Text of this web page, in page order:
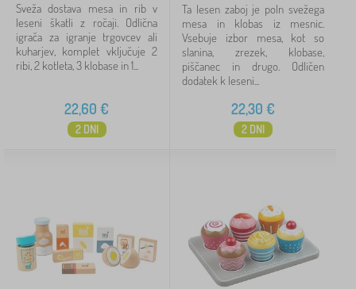
Sveža dostava mesa in rib v
leseni škatli z ročaji. Odlična
igrača za igranje trgovcev ali
kuharjev, komplet vključuje 2
ribi, 2 kotleta, 3 klobase in 1...
22,60 €
2 DNI
Ta lesen zaboj je poln svežega
mesa in klobas iz mesnic.
Vsebuje izbor mesa, kot so
slanina, zrezek, klobase,
piščanec in drugo. Odličen
dodatek k leseni...
22,30 €
2 DNI